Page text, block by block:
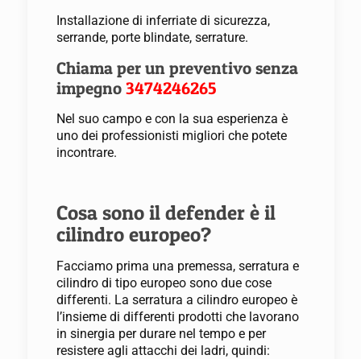
Installazione di inferriate di sicurezza,
serrande, porte blindate, serrature.
Chiama per un preventivo senza
impegno 3474246265
Nel suo campo e con la sua esperienza è
uno dei professionisti migliori che potete
incontrare.
Cosa sono il defender è il
cilindro europeo?
Facciamo prima una premessa, serratura e
cilindro di tipo europeo sono due cose
differenti. La serratura a cilindro europeo è
l’insieme di differenti prodotti che lavorano
in sinergia per durare nel tempo e per
resistere agli attacchi dei ladri, quindi: